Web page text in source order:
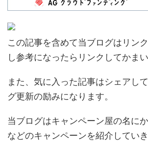
この記事を含めて当ブログはリン
し参考になったらリンクしてかまい
また、気に入った記事はシェアし
グ更新の励みになります。
当ブログはキャンペーン屋の名に
などのキャンペーンを紹介していき